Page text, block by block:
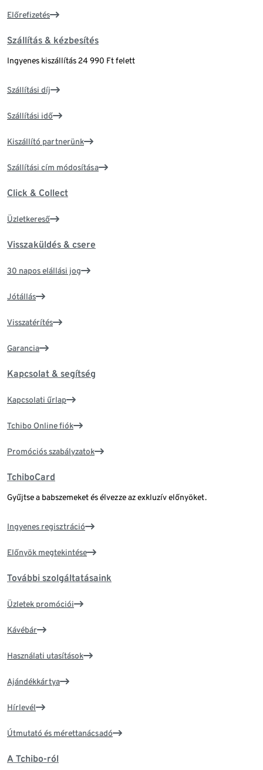
Előrefizetés
Szállítás & kézbesítés
Ingyenes kiszállítás 24 990 Ft felett
Szállítási díj
Szállítási idő
Kiszállító partnerünk
Szállítási cím módosítása
Click & Collect
Üzletkereső
Visszaküldés & csere
30 napos elállási jog
Jótállás
Visszatérítés
Garancia
Kapcsolat & segítség
Kapcsolati űrlap
Tchibo Online fiók
Promóciós szabályzatok
TchiboCard
Gyűjtse a babszemeket és élvezze az exkluzív előnyöket.
Ingyenes regisztráció
Előnyök megtekintése
További szolgáltatásaink
Üzletek promóciói
Kávébár
Használati utasítások
Ajándékkártya
Hírlevél
Útmutató és mérettanácsadó
A Tchibo-ról